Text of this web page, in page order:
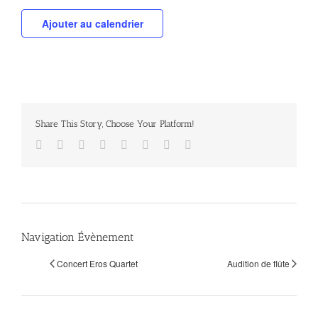
Ajouter au calendrier
Share This Story, Choose Your Platform!
Facebook
TwitterReddit LinkedIn
TumblrPinterest
Navigation Évènement
Concert Eros Quartet Audition de flûte